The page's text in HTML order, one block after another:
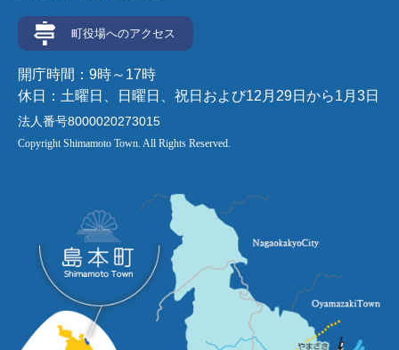
町役場へのアクセス
開庁時間：9時～17時
休日：土曜日、日曜日、祝日および12月29日から1月3日
法人番号8000020273015
Copyright Shimamoto Town. All Rights Reserved.